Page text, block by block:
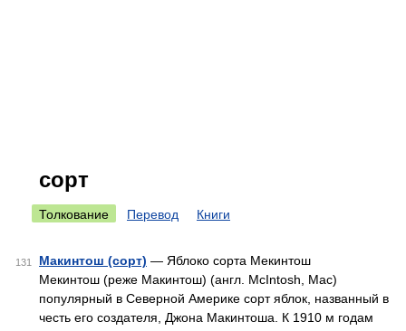
сорт
Толкование Перевод Книги
131 Макинтош (сорт) — Яблоко сорта Мекинтош
Мекинтош (реже Макинтош) (англ. McIntosh, Mac)
популярный в Северной Америке сорт яблок, названный в
честь его создателя, Джона Макинтоша. К 1910 м годам